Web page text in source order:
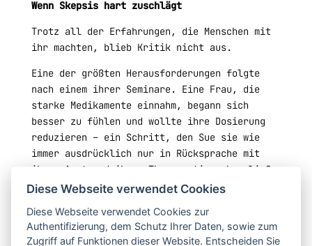
Wenn Skepsis hart zuschlägt
Trotz all der Erfahrungen, die Menschen mit
ihr machten, blieb Kritik nicht aus.
Eine der größten Herausforderungen folgte
nach einem ihrer Seminare. Eine Frau, die
starke Medikamente einnahm, begann sich
besser zu fühlen und wollte ihre Dosierung
reduzieren – ein Schritt, den Sue sie wie
immer ausdrücklich nur in Rücksprache mit
ihrem Arzt und ihrer Therapeutin gehen ließ.
Tage später erhielt Sue einen bedrohlichen
Anruf vom Ehemann der Frau. Er beschuldigte
sie, „alles zu zerstören“, und drohte: „Ich
werde dafür sorgen, dass du nie wieder
Diese Webseite verwendet Cookies
Diese Webseite verwendet Cookies zur
Authentifizierung, dem Schutz Ihrer Daten, sowie zum
Zugriff auf Funktionen dieser Website. Entscheiden Sie